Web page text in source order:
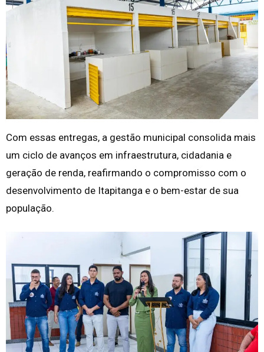
Com essas entregas, a gestão municipal consolida mais
um ciclo de avanços em infraestrutura, cidadania e
geração de renda, reafirmando o compromisso com o
desenvolvimento de Itapitanga e o bem-estar de sua
população.